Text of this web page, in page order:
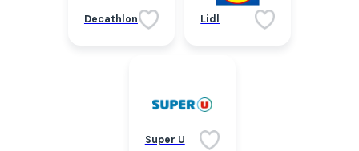
Decathlon Lidl
Super U